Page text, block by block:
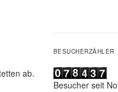
ab.
BESUCHERZÄHLER
Besucher seit